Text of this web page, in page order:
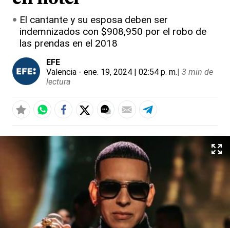
El cantante y su esposa deben ser
indemnizados con $908,950 por el robo de
las prendas en el 2018
EFE
Valencia - ene. 19, 2024 | 02:54 p. m.| 3 min de
lectura